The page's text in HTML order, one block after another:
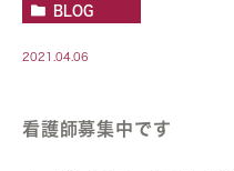
BLOG
2021.04.06
看護師募集中です